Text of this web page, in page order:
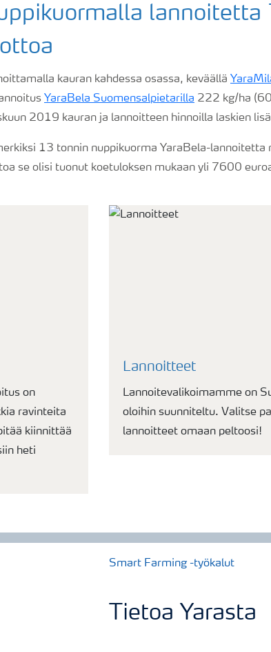
lannoitetta
kauran kahdessa osassa, keväällä
YaraBela Suomensalpietarilla 222 kg/ha
2019 kauran ja lannoitteen hinnoilla laskien
13 tonnin nuppikuorma YaraBela-
se olisi tuonut koetuloksen mukaan yli 7600
on
ravinteita
kiinnittää
heti
Lannoitteet
Lannoitevalikoimamme on
oloihin suunniteltu. Valitse
lannoitteet omaan peltoosi!
Smart Farming -työkalut
Tietoa Yarasta